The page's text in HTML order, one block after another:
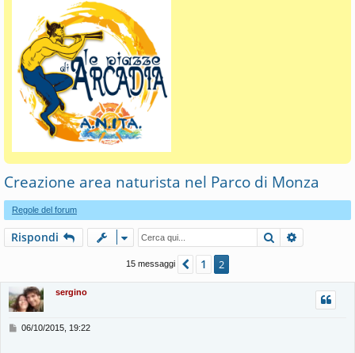
Creazione area naturista nel Parco di Monza
Regole del forum
Rispondi Cerca
15 messaggi Precedente
1 2
sergino
M
06/10/2015, 19:22